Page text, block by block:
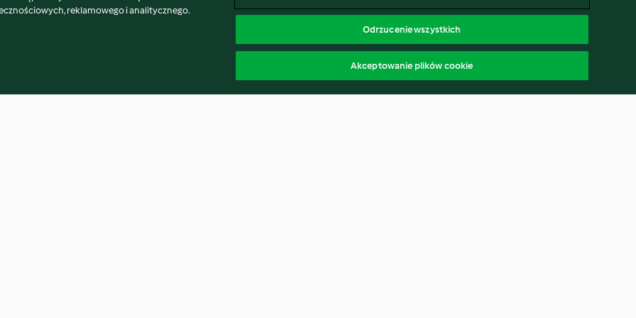
reklamowego i analitycznego.
Odrzucenie wszystkich
Akceptowanie plików cookie